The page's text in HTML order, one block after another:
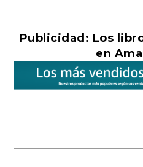
Publicidad: Los
en